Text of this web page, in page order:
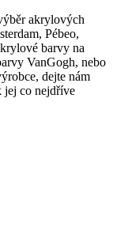
akrylových
Pébeo,
barvy na
VanGogh, nebo
dejte nám
jej co nejdříve